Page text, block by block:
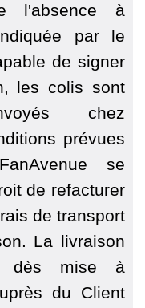
l'absence à
par le
de signer
les colis sont
chez
prévues
se
de refacturer
de transport
La livraison
dès mise à
du Client